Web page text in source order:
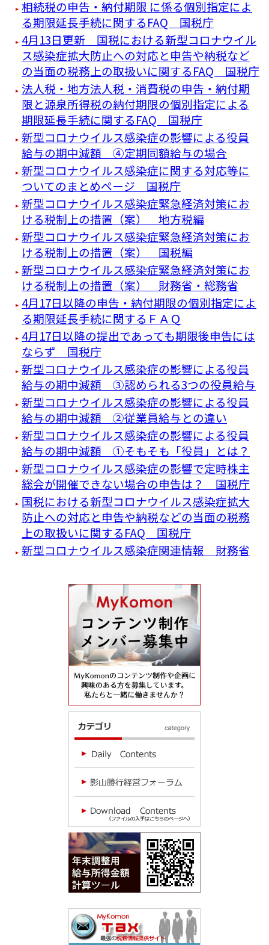
相続税の申告・納付期限 に係る個別指定によ
る期限延長手続に関するFAQ 国税庁
4月13日更新 国税における新型コロナウイル
ス感染症拡大防止への対応と申告や納税など
の当面の税務上の取扱いに関するFAQ 国税庁
法人税・地方法人税・消費税の申告・納付期
限と源泉所得税の納付期限の個別指定による
期限延長手続に関するFAQ 国税庁
新型コロナウイルス感染症の影響による役員
給与の期中減額 ④定期同額給与の場合
新型コロナウイルス感染症に関する対応等に
ついてのまとめページ 国税庁
新型コロナウイルス感染症緊急経済対策にお
ける税制上の措置（案） 地方税編
新型コロナウイルス感染症緊急経済対策にお
ける税制上の措置（案） 国税編
新型コロナウイルス感染症緊急経済対策にお
ける税制上の措置（案） 財務省・総務省
4月17日以降の申告・納付期限の個別指定によ
る期限延長手続に関するＦＡＱ
4月17日以降の提出であっても期限後申告には
ならず 国税庁
新型コロナウイルス感染症の影響による役員
給与の期中減額 ③認められる3つの役員給与
新型コロナウイルス感染症の影響による役員
給与の期中減額 ②従業員給与との違い
新型コロナウイルス感染症の影響による役員
給与の期中減額 ①そもそも「役員」とは？
新型コロナウイルス感染症の影響で定時株主
総会が開催できない場合の申告は？ 国税庁
国税における新型コロナウイルス感染症拡大
防止への対応と申告や納税などの当面の税務
上の取扱いに関するFAQ 国税庁
新型コロナウイルス感染症関連情報 財務省